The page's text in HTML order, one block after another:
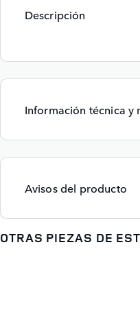
Descripción
Información técnica y
Avisos del producto
OTRAS PIEZAS DE